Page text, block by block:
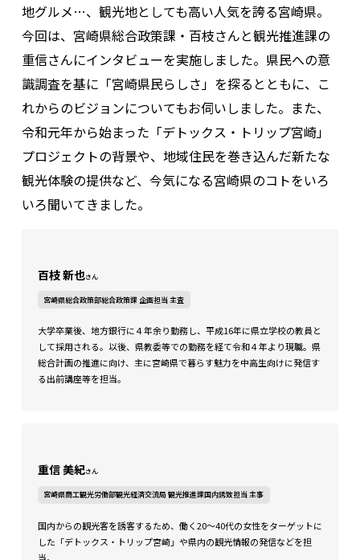
地グルメ…、観光地としても高い人気を誇る宮崎県。
今回は、宮崎県総合政策課・百枝さんと観光推進課の
重信さんにインタビューを実施しました。県民への意
識調査を基に「宮崎県民らしさ」を探るとともに、こ
れからのビジョンについてもお伺いしました。また、
令和元年から始まった「デトックス・トリップ宮崎」
プロジェクトの背景や、地域住民を巻き込んだ新たな
観光体験の提供など、今気になる宮崎県のコトをいろ
いろ聞いてきました。
百枝 新也さん
宮崎県総合政策部総合政策課 企画担当 主査
大学卒業後、地方銀行に４年余り勤務し、平成16年に県立学校の教員と
して採用される。以後、県教委等での勤務を経て令和４年より現職。県
総合計画の推進に向け、主に宮崎県で暮らす魅力を中高生向けに発信す
る出前講座等を担当。
重信 美紀さん
宮崎県商工観光労働部観光経済交流局 観光推進課国内誘致担当 主事
国内からの観光客を誘客するため、働く20～40代の女性をターゲットに
した「デトックス・トリップ宮崎」や県内の観光情報の発信などを担